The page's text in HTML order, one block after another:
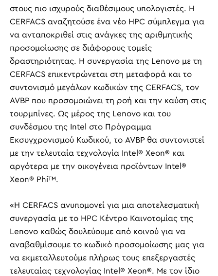
στους πιο ισχυρούς διαθέσιμους υπολογιστές. Η
CERFACS αναζητούσε ένα νέο HPC σύμπλεγμα για
να ανταποκριθεί στις ανάγκες της αριθμητικής
προσομοίωσης σε διάφορους τομείς
δραστηριότητας. Η συνεργασία της Lenovo με τη
CERFACS επικεντρώνεται στη μεταφορά και το
συντονισμό μεγάλων κωδικών της CERFACS, τον
AVBP που προσομοιώνει τη ροή και την καύση στις
τουρμπίνες. Ως μέρος της Lenovo και του
συνδέσμου της Intel στο Πρόγραμμα
Εκσυγχρονισμού Κωδικού, το AVBP θα συντονιστεί
με την τελευταία τεχνολογία Intel® Xeon® και
αργότερα με την οικογένεια προϊόντων Intel®
Xeon® Phi™.
«Η CERFACS ανυπομονεί για μια αποτελεσματική
συνεργασία με το HPC Κέντρο Καινοτομίας της
Lenovo καθώς δουλεύουμε από κοινού για να
αναβαθμίσουμε το κωδικό προσομοίωσης μας για
να εκμεταλλευτούμε πλήρως τους επεξεργαστές
τελευταίας τεχνολογίας Intel® Xeon®. Με τον ίδιο